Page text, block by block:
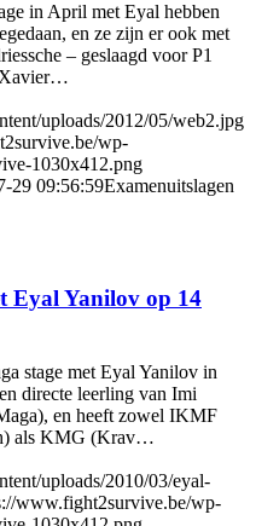
in April met Eyal hebben
en ze zijn er ook met
– geslaagd voor P1
Xavier…
uploads/2012/05/web2.jpg
wp-
1030x412.png
29 09:56:59Examenuitslagen
Eyal Yanilov op 14
stage met Eyal Yanilov in
directe leerling van Imi
en heeft zowel IKMF
als KMG (Krav…
uploads/2010/03/eyal-
www.fight2survive.be/wp-